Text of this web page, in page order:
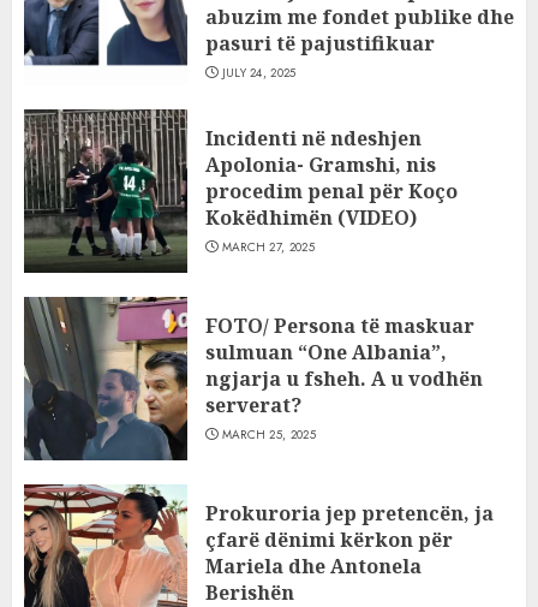
abuzim me fondet publike dhe
pasuri të pajustifikuar
JULY 24, 2025
Incidenti në ndeshjen
Apolonia- Gramshi, nis
procedim penal për Koço
Kokëdhimën (VIDEO)
MARCH 27, 2025
FOTO/ Persona të maskuar
sulmuan “One Albania”,
ngjarja u fsheh. A u vodhën
serverat?
MARCH 25, 2025
Prokuroria jep pretencën, ja
çfarë dënimi kërkon për
Mariela dhe Antonela
Berishën